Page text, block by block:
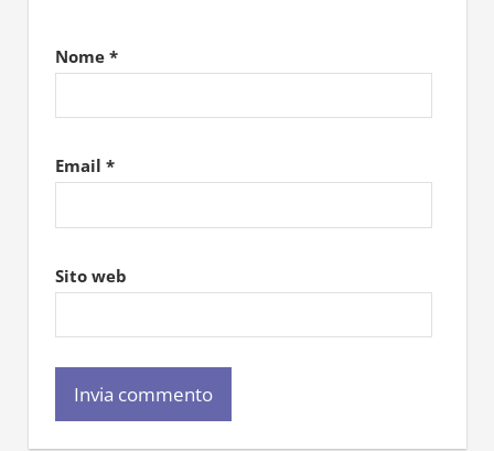
Nome *
Email *
Sito web